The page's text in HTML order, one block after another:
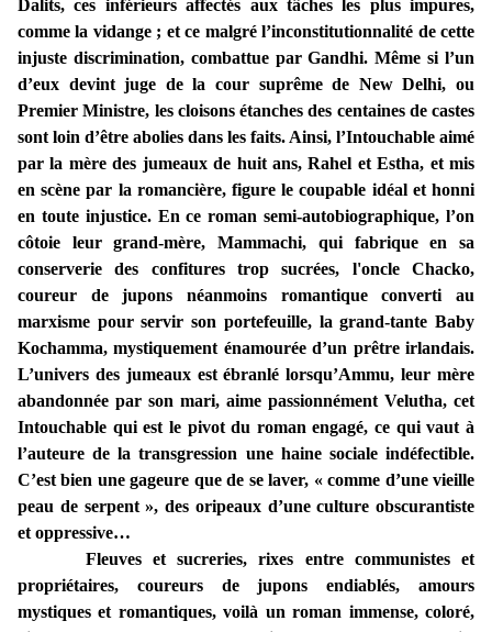
Dalits, ces inférieurs affectés aux tâches les plus impures,
comme la vidange ; et ce malgré l’inconstitutionnalité de cette
injuste discrimination, combattue par Gandhi. Même si l’un
d’eux devint juge de la cour suprême de New Delhi, ou
Premier Ministre, les cloisons étanches des centaines de castes
sont loin d’être abolies dans les faits. Ainsi, l’Intouchable aimé
par la mère des jumeaux de huit ans, Rahel et Estha, et mis
en scène par la romancière, figure le coupable idéal et honni
en toute injustice. En ce roman semi-autobiographique, l’on
côtoie leur grand-mère, Mammachi, qui fabrique en sa
conserverie des confitures trop sucrées, l'oncle Chacko,
coureur de jupons néanmoins romantique converti au
marxisme pour servir son portefeuille, la grand-tante Baby
Kochamma, mystiquement énamourée d’un prêtre irlandais.
L’univers des jumeaux est ébranlé lorsqu’Ammu, leur mère
abandonnée par son mari, aime passionnément Velutha, cet
Intouchable qui est le pivot du roman engagé, ce qui vaut à
l’auteure de la transgression une haine sociale indéfectible.
C’est bien une gageure que de se laver, « comme d’une vieille
peau de serpent », des oripeaux d’une culture obscurantiste
et oppressive…
Fleuves et sucreries, rixes entre communistes et
propriétaires, coureurs de jupons endiablés, amours
mystiques et romantiques, voilà un roman immense, coloré,